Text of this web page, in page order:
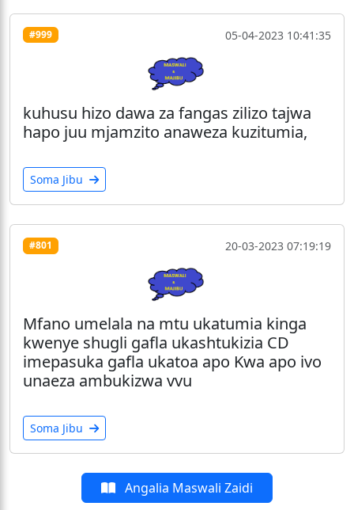
#999 05-04-2023 10:41:35
kuhusu hizo dawa za fangas zilizo tajwa
hapo juu mjamzito anaweza kuzitumia,
Soma Jibu
#801 20-03-2023 07:19:19
Mfano umelala na mtu ukatumia kinga
kwenye shugli gafla ukashtukizia CD
imepasuka gafla ukatoa apo Kwa apo ivo
unaeza ambukizwa vvu
Soma Jibu
Angalia Maswali Zaidi